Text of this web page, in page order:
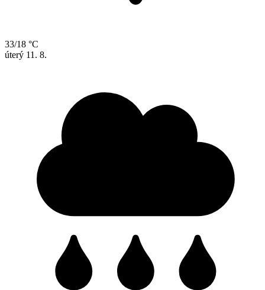
33/18 °C
úterý 11. 8.